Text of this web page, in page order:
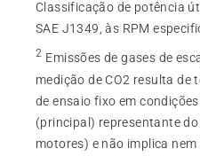
Classificação de potência
SAE J1349, às RPM
2 Emissões de gases de
medição de CO2 resulta de
de ensaio fixo em
(principal) representante
motores) e não implica